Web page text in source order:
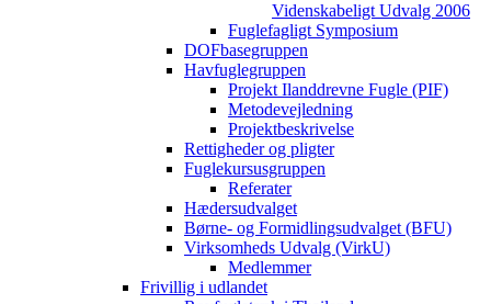
Videnskabeligt Udvalg 2006
Fuglefagligt Symposium
DOFbasegruppen
Havfuglegruppen
Projekt Ilanddrevne Fugle (PIF)
Metodevejledning
Projektbeskrivelse
Rettigheder og pligter
Fuglekursusgruppen
Referater
Hædersudvalget
Børne- og Formidlingsudvalget (BFU)
Virksomheds Udvalg (VirkU)
Medlemmer
Frivillig i udlandet